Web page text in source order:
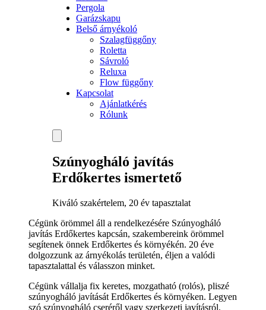
Pergola
Garázskapu
Belső árnyékoló
Szalagfüggőny
Roletta
Sávroló
Reluxa
Flow függőny
Kapcsolat
Ajánlatkérés
Rólunk
Szúnyogháló javítás
Erdőkertes ismertető
Kiváló szakértelem, 20 év tapasztalat
Cégünk örömmel áll a rendelkezésére Szúnyogháló
javítás Erdőkertes kapcsán, szakembereink örömmel
segítenek önnek Erdőkertes és környékén. 20 éve
dolgozzunk az árnyékolás területén, éljen a valódi
tapasztalattal és válasszon minket.
Cégünk vállalja fix keretes, mozgatható (rolós), pliszé
szúnyogháló javítását Erdőkertes és környéken. Legyen
szó szúnyogháló cseréről vagy szerkezeti javításról,